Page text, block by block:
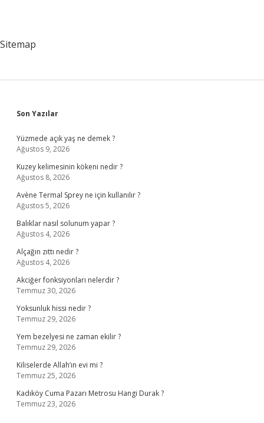
Sitemap
Sidebar
Son Yazılar
Yüzmede açık yaş ne demek ?
Ağustos 9, 2026
Kuzey kelimesinin kökeni nedir ?
Ağustos 8, 2026
Avène Termal Sprey ne için kullanılır ?
Ağustos 5, 2026
Balıklar nasıl solunum yapar ?
Ağustos 4, 2026
Alçağın zıttı nedir ?
Ağustos 4, 2026
Akciğer fonksiyonları nelerdir ?
Temmuz 30, 2026
Yoksunluk hissi nedir ?
Temmuz 29, 2026
Yem bezelyesi ne zaman ekilir ?
Temmuz 29, 2026
Kiliselerde Allah’ın evi mi ?
Temmuz 25, 2026
Kadıköy Cuma Pazarı Metrosu Hangi Durak ?
Temmuz 23, 2026